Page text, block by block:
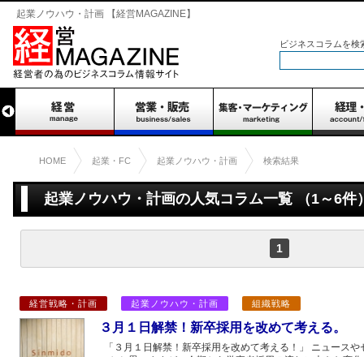
起業ノウハウ・計画 【経営MAGAZINE】
ビジネスコラムを検
HOME 起業・FC 起業ノウハウ・計画 検索結果
起業ノウハウ・計画の人気コラム一覧 （1～6件
1
経営戦略・計画 起業ノウハウ・計画 組織戦略
３月１日解禁！新卒採用を改めて考える。
「３月１日解禁！新卒採用を改めて考える！」 ニュース